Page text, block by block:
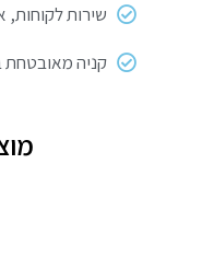
שירות לקוחות,
קניה